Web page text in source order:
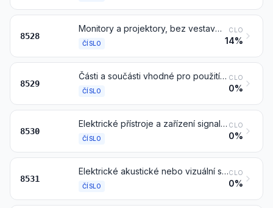
8528
Monitory a projektory, bez vestavěného televizního přijímacího přístroje; televizní přijímací přístroje, též s vestavěnými rozhlasovými přijímači nebo s přístroji pro záznam nebo reprodukci zvuku nebo obrazu
ČÍSLO
CLO
14%
8529
Části a součásti vhodné pro použití výhradně nebo hlavně s přístroji čísel 8524 až 8528
ČÍSLO
CLO
0%
8530
Elektrické přístroje a zařízení signalizační, bezpečnostní nebo pro řízení železniční, tramvajové, silniční dopravy a dopravy po vnitrozemských vodních cestách, pro parkovací zařízení a pro vybavení přístavů nebo letišť (jiné než čísla 8608)
ČÍSLO
CLO
0%
8531
Elektrické akustické nebo vizuální signalizační přístroje (například zvonky, sirény, návěstní panely, poplašná zařízení na ochranu proti vloupání nebo požáru), jiné než čísel 8512 nebo 8530
ČÍSLO
CLO
0%